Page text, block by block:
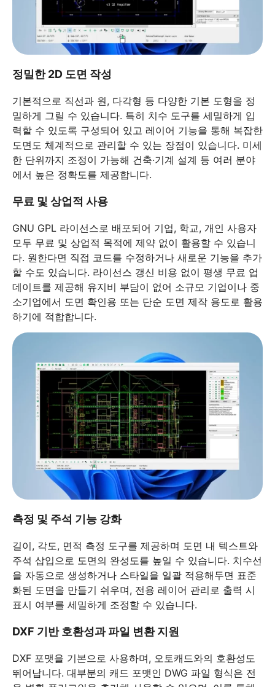
정밀한 2D 도면 작성
기본적으로 직선과 원, 다각형 등 다양한 기본 도형을 정
밀하게 그릴 수 있습니다. 특히 치수 도구를 세밀하게 입
력할 수 있도록 구성되어 있고 레이어 기능을 통해 복잡한
도면도 체계적으로 관리할 수 있는 장점이 있습니다. 미세
한 단위까지 조정이 가능해 건축·기계 설계 등 여러 분야
에서 높은 정확도를 제공합니다.
무료 및 상업적 사용
GNU GPL 라이선스로 배포되어 기업, 학교, 개인 사용자
모두 무료 및 상업적 목적에 제약 없이 활용할 수 있습니
다. 원한다면 직접 코드를 수정하거나 새로운 기능을 추가
할 수도 있습니다. 라이선스 갱신 비용 없이 평생 무료 업
데이트를 제공해 유지비 부담이 없어 소규모 기업이나 중
소기업에서 도면 확인용 또는 단순 도면 제작 용도로 활용
하기에 적합합니다.
측정 및 주석 기능 강화
길이, 각도, 면적 측정 도구를 제공하며 도면 내 텍스트와
주석 삽입으로 도면의 완성도를 높일 수 있습니다. 치수선
을 자동으로 생성하거나 스타일을 일괄 적용해두면 표준
화된 도면을 만들기 쉬우며, 전용 레이어 관리로 출력 시
표시 여부를 세밀하게 조정할 수 있습니다.
DXF 기반 호환성과 파일 변환 지원
DXF 포맷을 기본으로 사용하며, 오토캐드와의 호환성도
뛰어납니다. 대부분의 캐드 포맷인 DWG 파일 형식은 전